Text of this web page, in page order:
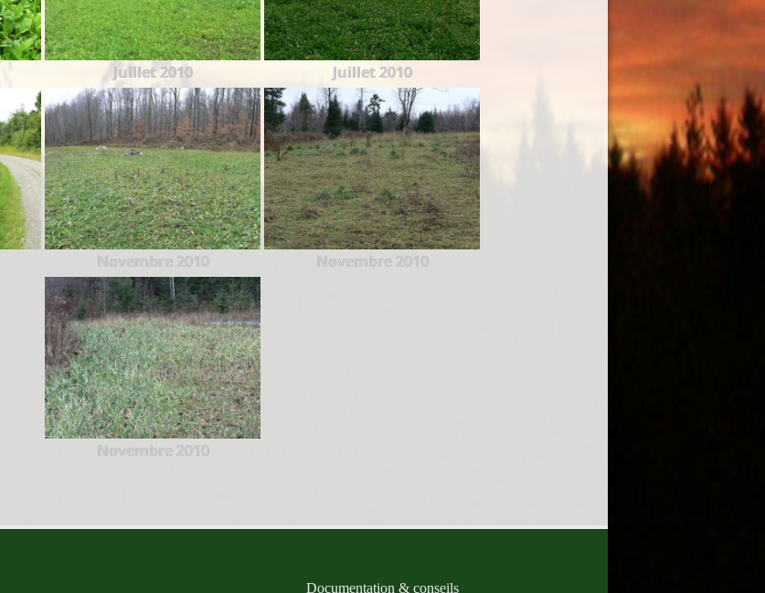
Juillet 2010 Juillet 2010
Novembre 2010 Novembre 2010
Novembre 2010
Documentation & conseils